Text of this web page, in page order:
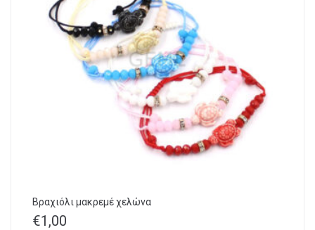
Βραχιόλι μακρεμέ χελώνα
€1,00